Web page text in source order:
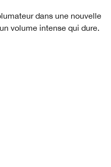
dans une nouvelle
volume intense qui dure.